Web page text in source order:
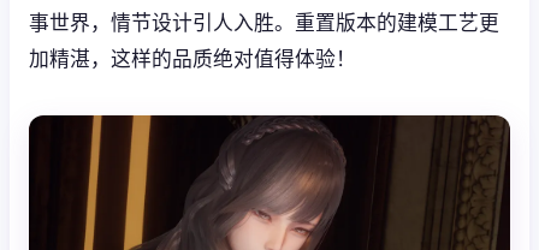
事世界，情节设计引人入胜。重置版本的建模工艺更
加精湛，这样的品质绝对值得体验！